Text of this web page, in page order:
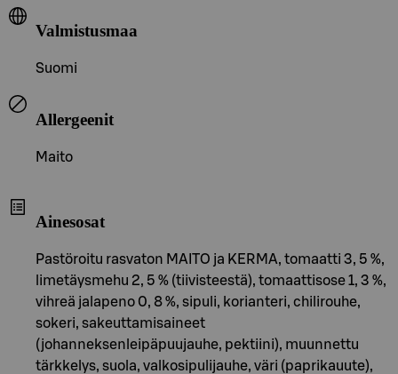
Valmistusmaa
Suomi
Allergeenit
Maito
Ainesosat
Pastöroitu rasvaton MAITO ja KERMA, tomaatti 3, 5 %,
limetäysmehu 2, 5 % (tiivisteestä), tomaattisose 1, 3 %,
vihreä jalapeno 0, 8 %, sipuli, korianteri, chilirouhe,
sokeri, sakeuttamisaineet
(johanneksenleipäpuujauhe, pektiini), muunnettu
tärkkelys, suola, valkosipulijauhe, väri (paprikauute),